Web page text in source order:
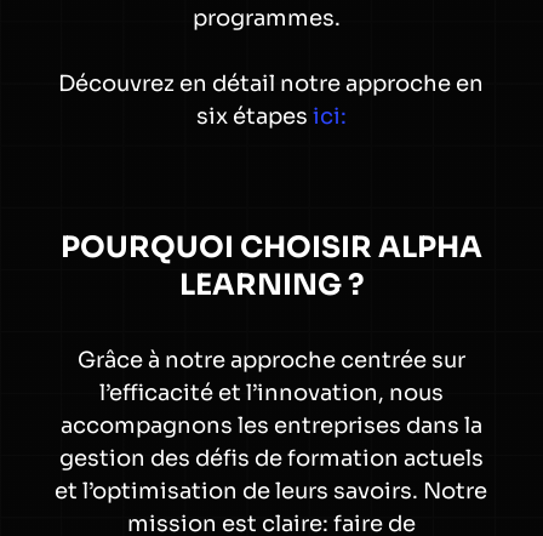
programmes.
Découvrez en détail notre approche en
six étapes ici:
POURQUOI CHOISIR ALPHA
LEARNING ?
Grâce à notre approche centrée sur
l’efficacité et l’innovation, nous
accompagnons les entreprises dans la
gestion des défis de formation actuels
et l’optimisation de leurs savoirs. Notre
mission est claire: faire de